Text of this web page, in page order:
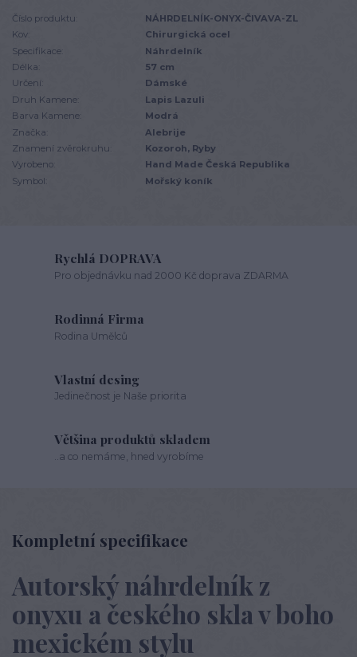
Číslo produktu:
NÁHRDELNÍK-ONYX-ČIVAVA-ZL
Kov:
Chirurgická ocel
Specifikace:
Náhrdelník
Délka:
57 cm
Určení:
Dámské
Druh Kamene:
Lapis Lazuli
Barva Kamene:
Modrá
Značka:
Alebrije
Znamení zvěrokruhu:
Kozoroh, Ryby
Vyrobeno:
Hand Made Česká Republika
Symbol:
Mořský koník
Rychlá DOPRAVA
Pro objednávku nad 2000 Kč doprava ZDARMA
Rodinná Firma
Rodina Umělců
Vlastní desing
Jedinečnost je Naše priorita
Většina produktů skladem
..a co nemáme, hned vyrobíme
Kompletní specifikace
Autorský náhrdelník z
onyxu a českého skla v boho
mexickém stylu